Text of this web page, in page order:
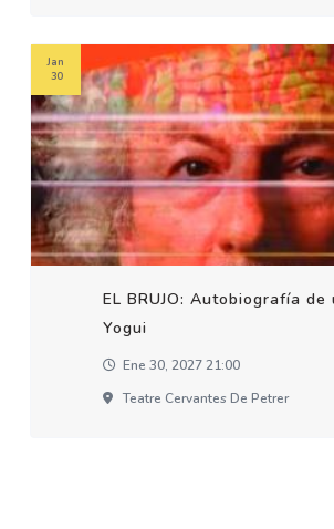
EL BRUJO: Autobiografía de
Yogui
Ene 30, 2027 21:00
Teatre Cervantes De Petrer
Jan
30